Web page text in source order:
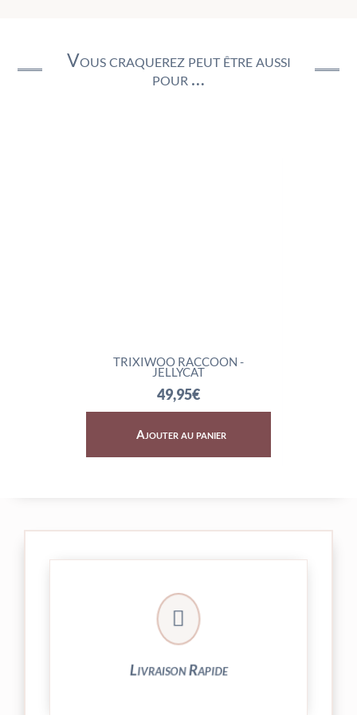
Vous craquerez peut être aussi
pour …
TRIXIWOO RACCOON -
JELLYCAT
49,95€
Ajouter au panier

Livraison Rapide
Votre commande est expédiée sous
24/48h et livrée par Colissimo.